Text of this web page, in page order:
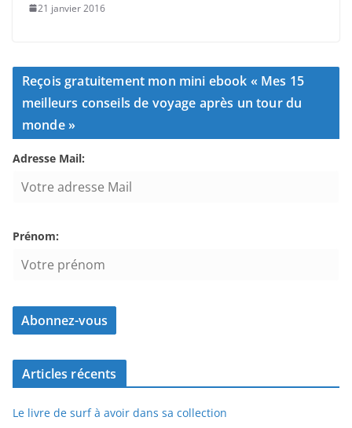
21 janvier 2016
Reçois gratuitement mon mini ebook « Mes 15
meilleurs conseils de voyage après un tour du
monde »
Adresse Mail:
Prénom:
Articles récents
Le livre de surf à avoir dans sa collection